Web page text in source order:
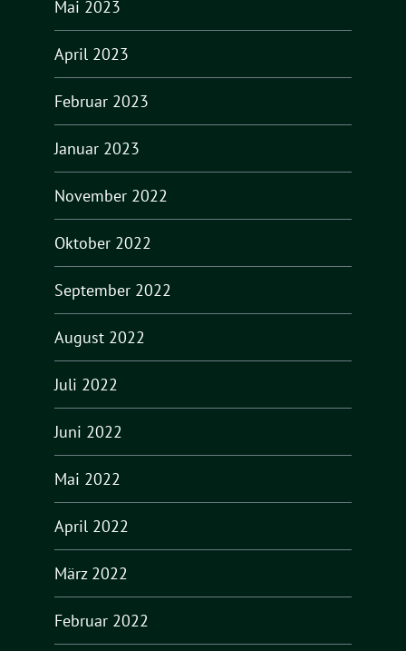
Mai 2023
April 2023
Februar 2023
Januar 2023
November 2022
Oktober 2022
September 2022
August 2022
Juli 2022
Juni 2022
Mai 2022
April 2022
März 2022
Februar 2022